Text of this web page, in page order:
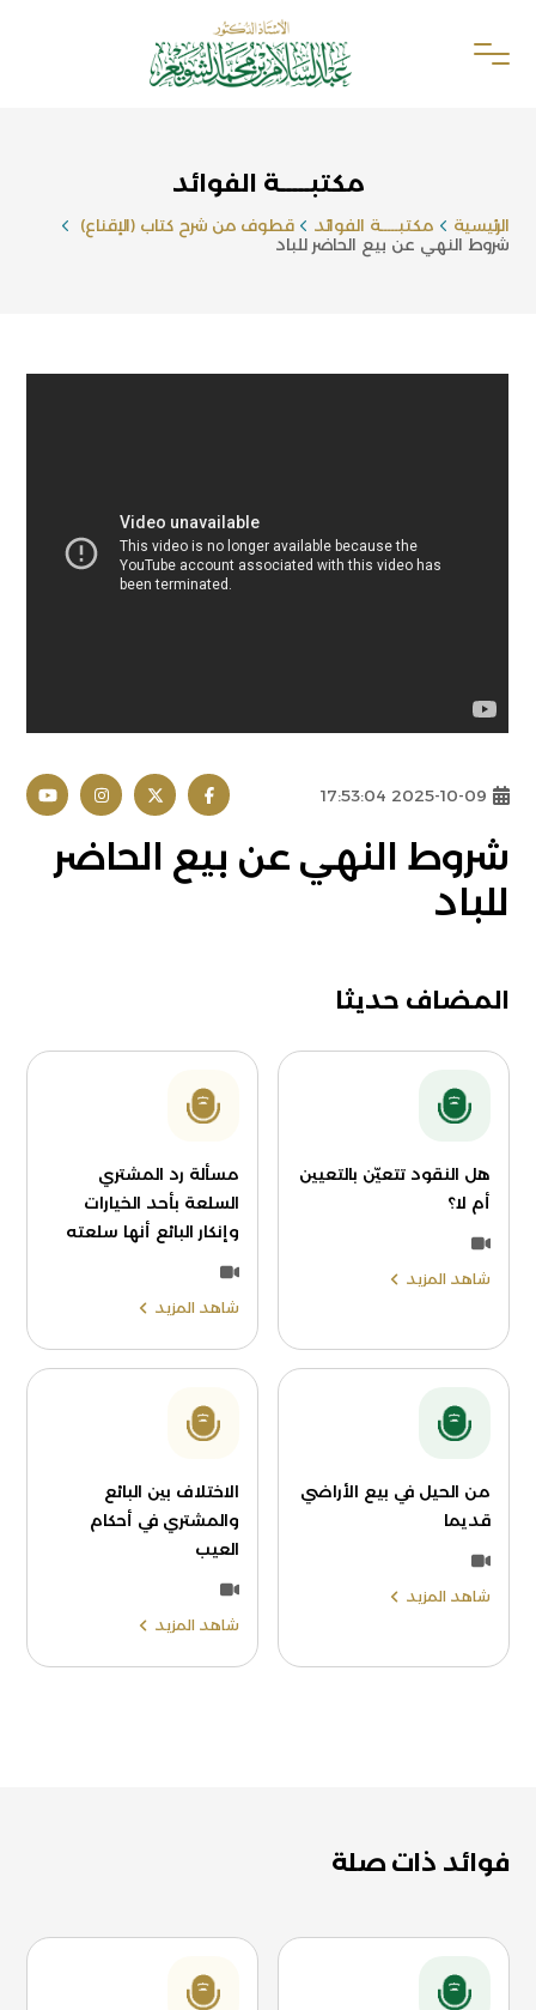
مكتبـــــة الفوائد
الرئيسية مكتبـــــة الفوائد
قطوف من شرح كتاب (الإقناع)
شروط النهي عن بيع الحاضر للباد
2025-10-09 17:53:04
شروط النهي عن بيع الحاضر
للباد
المضاف حديثا
هل النقود تتعيّن بالتعيين
أم لا؟
شاهد المزيد
مسألة رد المشتري
السلعة بأحد الخيارات
وإنكار البائع أنها سلعته
شاهد المزيد
من الحيل في بيع الأراضي
قديما
شاهد المزيد
الاختلاف بين البائع
والمشتري في أحكام
العيب
شاهد المزيد
فوائد ذات صلة